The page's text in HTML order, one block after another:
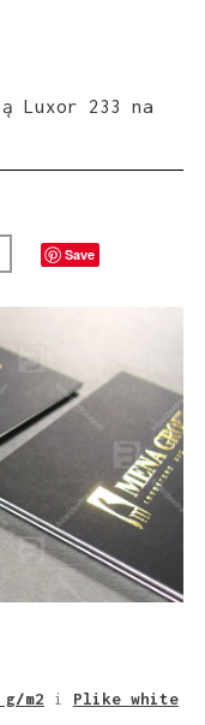
Luxor 233 na
Save
m2 i Plike white